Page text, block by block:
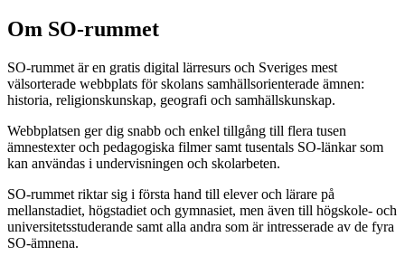
Om SO-rummet
SO-rummet är en gratis digital lärresurs och Sveriges mest
välsorterade webbplats för skolans samhällsorienterade ämnen:
historia, religionskunskap, geografi och samhällskunskap.
Webbplatsen ger dig snabb och enkel tillgång till flera tusen
ämnestexter och pedagogiska filmer samt tusentals SO-länkar som
kan användas i undervisningen och skolarbeten.
SO-rummet riktar sig i första hand till elever och lärare på
mellanstadiet, högstadiet och gymnasiet, men även till högskole- och
universitetsstuderande samt alla andra som är intresserade av de fyra
SO-ämnena.